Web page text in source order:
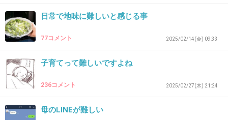
>>1
間違いがあったら大変だし、再度確認のためじ
ゃない？
あとレジスキャンしたりしてて、そっちに集中
してたから聞き取れてないとかさ
別にもう1回答えてあげたら良いじゃん
日常で地味に難しいと感じる事
77コメント 2025/02/14(金) 09:33
子育てって難しいですよね
236コメント 2025/02/27(木) 21:24
母のLINEが難しい